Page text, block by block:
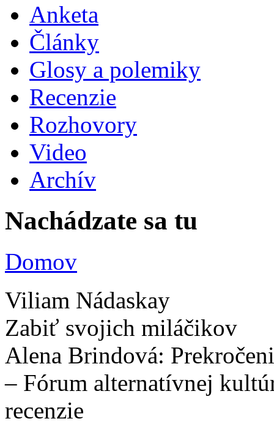
Anketa
Články
Glosy a polemiky
Recenzie
Rozhovory
Video
Archív
Nachádzate sa tu
Domov
Viliam Nádaskay
Zabiť svojich miláčikov
Alena Brindová:
– Fórum alternatívnej
recenzie